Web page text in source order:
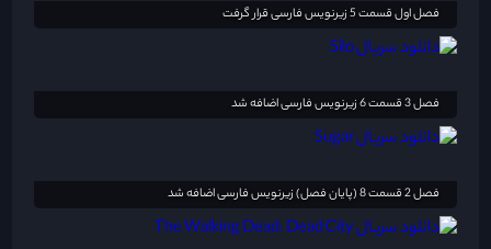
فصل اول قسمت 5 زیرنویس فارسی قرار گرفت
فصل 3 قسمت 6 زیرنویس فارسی اضافه شد
فصل 2 قسمت 8 (پایان فصل) زیرنویس فارسی اضافه شد